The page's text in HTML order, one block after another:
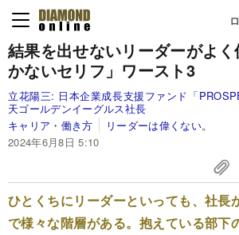
結果を出せないリーダーがよ
かないセリフ」ワースト3
立花陽三: 日本企業成長支援ファンド「
天ゴールデンイーグルス社長
キャリア・働き方
リーダーは偉くない。
2024年6月8日 5:10
ひとくちにリーダーといっても、社長
で様々な階層がある。抱えている部下